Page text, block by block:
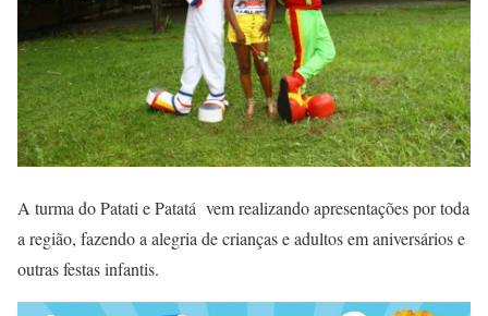
A turma do Patati e Patatá vem realizando apresentações por toda
a região, fazendo a alegria de crianças e adultos em aniversários e
outras festas infantis.